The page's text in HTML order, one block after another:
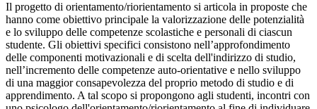
Il progetto di orientamento/riorientamento si articola in proposte che
hanno come obiettivo principale la valorizzazione delle potenzialità
e lo sviluppo delle competenze scolastiche e personali di ciascun
studente. Gli obiettivi specifici consistono nell’approfondimento
delle componenti motivazionali e di scelta dell'indirizzo di studio,
nell’incremento delle competenze auto-orientative e nello sviluppo
di una maggior consapevolezza del proprio metodo di studio e di
apprendimento. A tal scopo si propongono agli studenti, incontri con